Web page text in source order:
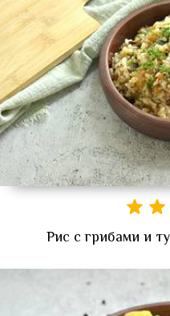
Рис с грибами и